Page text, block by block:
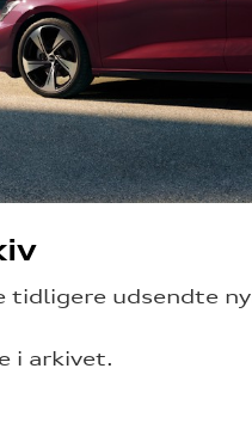
tidligere udsendte
i arkivet.